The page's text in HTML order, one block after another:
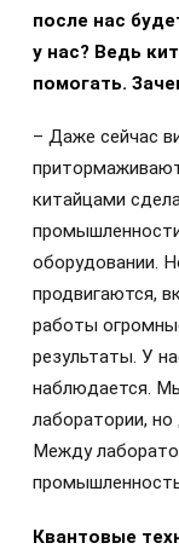
после нас
у нас? Ведь
помогать.
– Даже сейчас
китайцами
оборудовании.
продвигаются,
работы
результаты. У
наблюдается.
лаборатории,
Между
Квантовые